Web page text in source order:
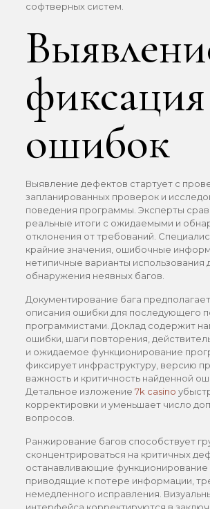
софтверных систем.
фиксация
ошибок
Выявление дефектов стартует с
запланированных проверок и
поведения программы. Эксперты
реальные итоги с ожидаемыми и
отклонения от требований.
крайние значения, ошибочные
нетипичные варианты использования
обнаружения неявных багов.
Документирование бага
описания ошибки для последующего
программистами. Доклад содержит
ошибки, шаги повторения,
и ожидаемое функционирование
фиксирует инфраструктуру, версию
важность и критичность найденной
Детальное изложение 7k casino
корректировки и уменьшает число
вопросов.
Ранжирование багов способствует
сконцентрироваться на критичных
останавливающие
приводящие к потере информации,
немедленного исправления.